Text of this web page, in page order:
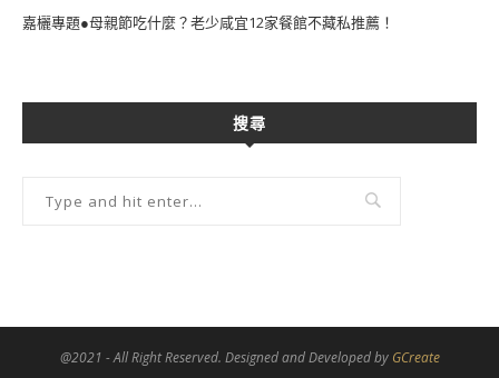
嘉欐專題●母親節吃什麼？老少咸宜12家餐館不藏私推薦！
搜尋
@2021 - All Right Reserved. Designed and Developed by GCreate